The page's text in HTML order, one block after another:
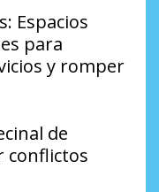
Espacios
para
y romper
de
conflictos